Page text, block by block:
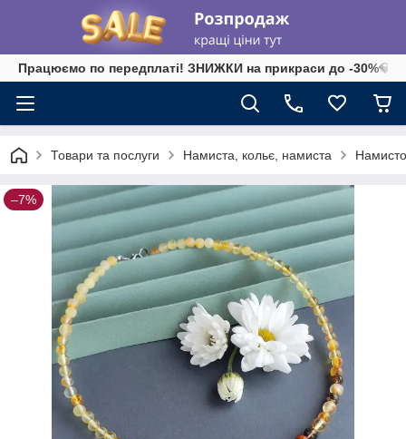
Працюємо по передплаті! ЗНИЖКИ на прикраси до -30%💎
Товари та послуги Намиста, кольє, намиста
–7%